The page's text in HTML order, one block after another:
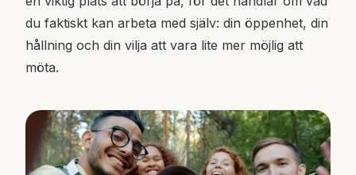
du faktiskt kan arbeta med själv: din öppenhet, din
hållning och din vilja att vara lite mer möjlig att
möta.